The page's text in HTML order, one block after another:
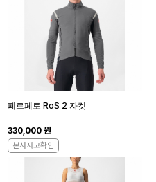
페르페토 RoS 2 자켓
330,000 원
본사재고확인